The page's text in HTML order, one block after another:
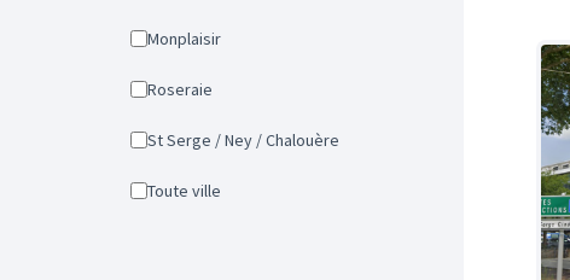
Monplaisir
Roseraie
St Serge / Ney / Chalouère
Toute ville